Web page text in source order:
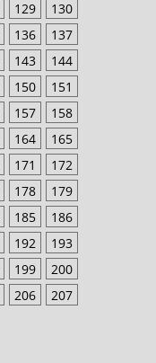
129
130
136
137
143
144
150
151
157
158
164
165
171
172
178
179
185
186
192
193
199
200
206
207